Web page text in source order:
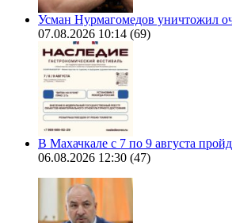
Усман Нурмагомедов уничтожил
07.08.2026 10:14 (69)
В Махачкале с 7 по 9 августа
06.08.2026 12:30 (47)